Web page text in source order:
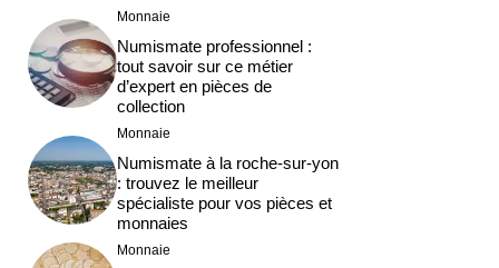
Monnaie
Numismate professionnel :
tout savoir sur ce métier
d’expert en pièces de
collection
Monnaie
Numismate à la roche-sur-yon
: trouvez le meilleur
spécialiste pour vos pièces et
monnaies
Monnaie